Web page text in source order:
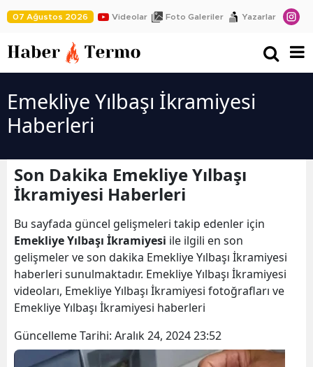
07 Ağustos 2026 Videolar Foto Galeriler Yazarlar
Emekliye Yılbaşı İkramiyesi
Haberleri
Son Dakika Emekliye Yılbaşı
İkramiyesi Haberleri
Bu sayfada güncel gelişmeleri takip edenler için
Emekliye Yılbaşı İkramiyesi ile ilgili en son
gelişmeler ve son dakika Emekliye Yılbaşı İkramiyesi
haberleri sunulmaktadır. Emekliye Yılbaşı İkramiyesi
videoları, Emekliye Yılbaşı İkramiyesi fotoğrafları ve
Emekliye Yılbaşı İkramiyesi haberleri
Güncelleme Tarihi: Aralık 24, 2024 23:52